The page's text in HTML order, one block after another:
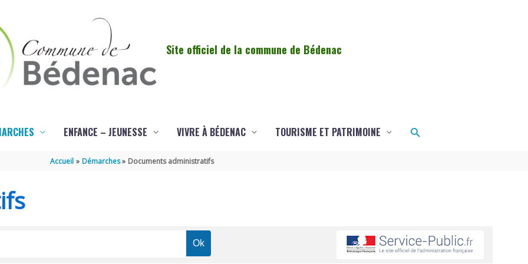
Site officiel de la commune de Bédenac
ENFANCE – JEUNESSE VIVRE À BÉDENAC TOURISME ET PATRIMOINE Rechercher
Accueil Démarches Documents administratifs